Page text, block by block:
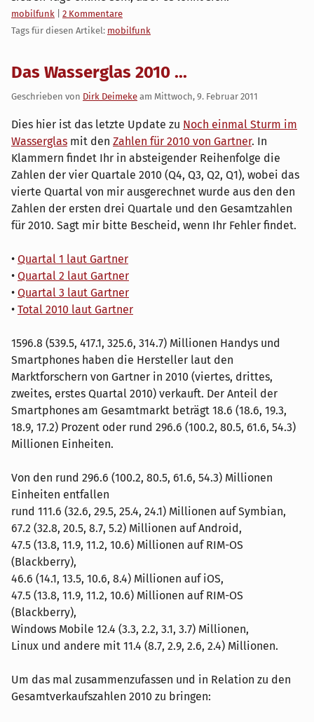
Kategorien:
mobilfunk
2 Kommentare
Tags für diesen Artikel: mobilfunk
Das Wasserglas 2010 ...
Geschrieben von Dirk Deimeke am Mittwoch, 9. Februar 2011
Dies hier ist das letzte Update zu Noch einmal Sturm im
Wasserglas mit den Zahlen für 2010 von Gartner. In
Klammern findet Ihr in absteigender Reihenfolge die
Zahlen der vier Quartale 2010 (Q4, Q3, Q2, Q1), wobei das
vierte Quartal von mir ausgerechnet wurde aus den den
Zahlen der ersten drei Quartale und den Gesamtzahlen
für 2010. Sagt mir bitte Bescheid, wenn Ihr Fehler findet.
• Quartal 1 laut Gartner
• Quartal 2 laut Gartner
• Quartal 3 laut Gartner
• Total 2010 laut Gartner
1596.8 (539.5, 417.1, 325.6, 314.7) Millionen Handys und
Smartphones haben die Hersteller laut den
Marktforschern von Gartner in 2010 (viertes, drittes,
zweites, erstes Quartal 2010) verkauft. Der Anteil der
Smartphones am Gesamtmarkt beträgt 18.6 (18.6, 19.3,
18.9, 17.2) Prozent oder rund 296.6 (100.2, 80.5, 61.6, 54.3)
Millionen Einheiten.
Von den rund 296.6 (100.2, 80.5, 61.6, 54.3) Millionen
Einheiten entfallen
rund 111.6 (32.6, 29.5, 25.4, 24.1) Millionen auf Symbian,
67.2 (32.8, 20.5, 8.7, 5.2) Millionen auf Android,
47.5 (13.8, 11.9, 11.2, 10.6) Millionen auf RIM-OS
(Blackberry),
46.6 (14.1, 13.5, 10.6, 8.4) Millionen auf iOS,
47.5 (13.8, 11.9, 11.2, 10.6) Millionen auf RIM-OS
(Blackberry),
Windows Mobile 12.4 (3.3, 2.2, 3.1, 3.7) Millionen,
Linux und andere mit 11.4 (8.7, 2.9, 2.6, 2.4) Millionen.
Um das mal zusammenzufassen und in Relation zu den
Gesamtverkaufszahlen 2010 zu bringen: